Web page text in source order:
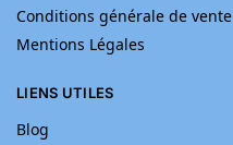
Conditions générale de vente
Mentions Légales
LIENS UTILES
Blog